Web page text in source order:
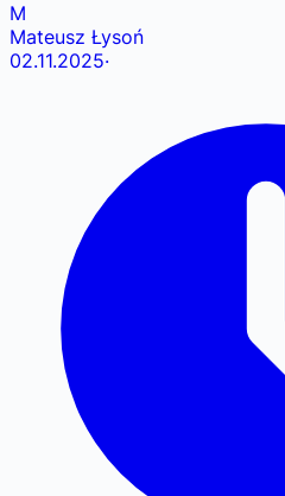
M
Mateusz Łysoń
02.11.2025·